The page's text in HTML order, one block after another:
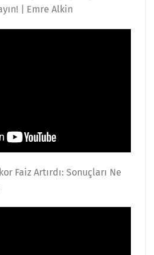
| Emre Alkin
Faiz Artırdı: Sonuçları Ne